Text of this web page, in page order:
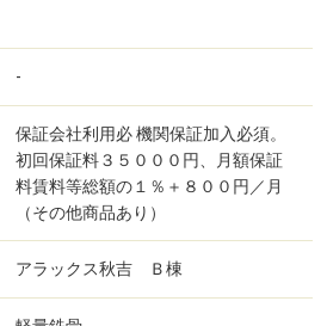
-
保証会社利用必 機関保証加入必須。
初回保証料３５０００円、月額保証
料賃料等総額の１％＋８００円／月
（その他商品あり）
アラックス秋吉 Ｂ棟